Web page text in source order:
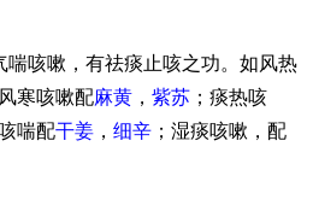
咳嗽，有祛痰止咳之功。如风热
风寒咳嗽配麻黄 ， 紫苏 ；痰热咳
喘配干姜 ， 细辛 ；湿痰咳嗽，配